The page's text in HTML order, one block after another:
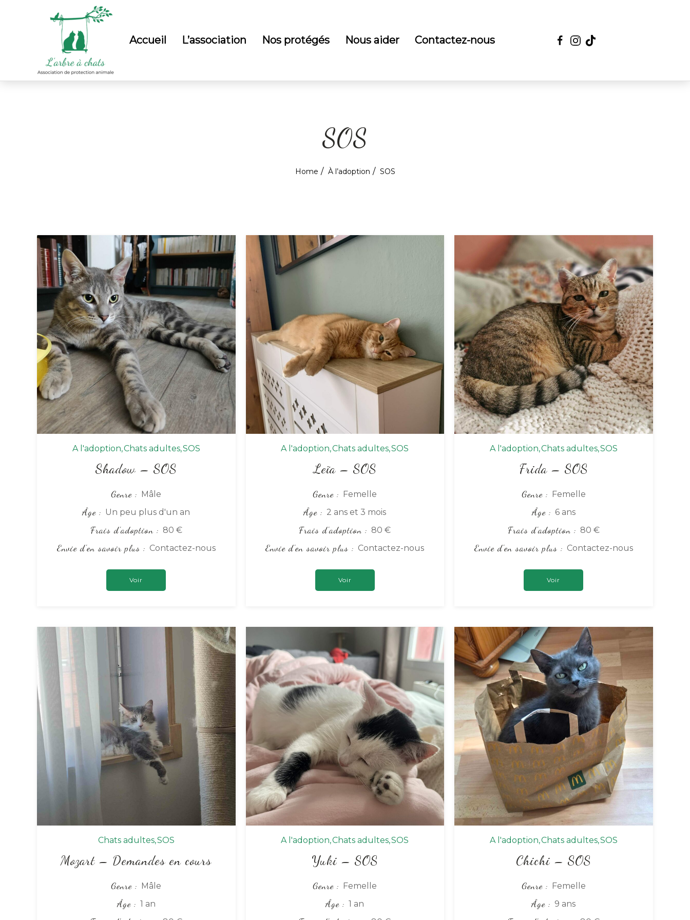
Accueil L’association Nos protégés Nous aider Contactez-nous
SOS
Home À l’adoption SOS
A l'adoption Chats adultes SOS
Shadow – SOS
Genre Mâle
Âge Un peu plus d'un an
Frais d'adoption 80 €
Envie d'en savoir plus Contactez-nous
Voir
A l'adoption Chats adultes SOS
Leïa – SOS
Genre Femelle
Âge 2 ans et 3 mois
Frais d'adoption 80 €
Envie d'en savoir plus Contactez-nous
Voir
A l'adoption Chats adultes SOS
Frida – SOS
Genre Femelle
Âge 6 ans
Frais d'adoption 80 €
Envie d'en savoir plus Contactez-nous
Voir
Chats adultes SOS
Mozart – Demandes en cours
Genre Mâle
Âge 1 an
A l'adoption Chats adultes SOS
Yuki – SOS
Genre Femelle
Âge 1 an
A l'adoption Chats adultes SOS
Chichi – SOS
Genre Femelle
Âge 9 ans